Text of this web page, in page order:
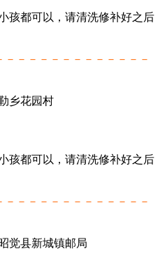
孩都可以，请清洗修补好之后
－－－－－－－－－－－－－
乡花园村
孩都可以，请清洗修补好之后
－－－－－－－－－－－－－
觉县新城镇邮局